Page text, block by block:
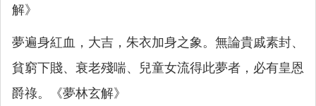
解》
夢遍身紅血，大吉，朱衣加身之象。無論貴戚素封、
貧窮下賤、衰老殘喘、兒童女流得此夢者，必有皇恩
爵祿。《夢林玄解》